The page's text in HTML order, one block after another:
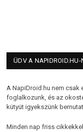
ÜDV A NAPIDROID.HU-
A NapiDroid.hu nem csak
foglalkozunk, és az
kütyüt igyekszünk
Minden nap friss